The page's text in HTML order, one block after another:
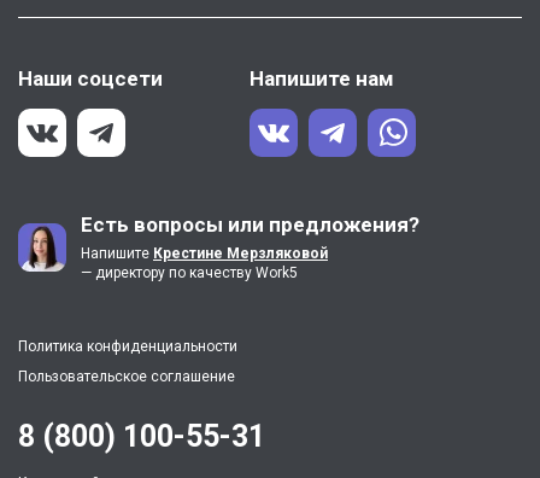
Наши соцсети Напишите нам
Есть вопросы или предложения?
Напишите Крестине Мерзляковой
— директору по качеству Work5
Политика конфиденциальности
Пользовательское соглашение
8 (800) 100-55-31